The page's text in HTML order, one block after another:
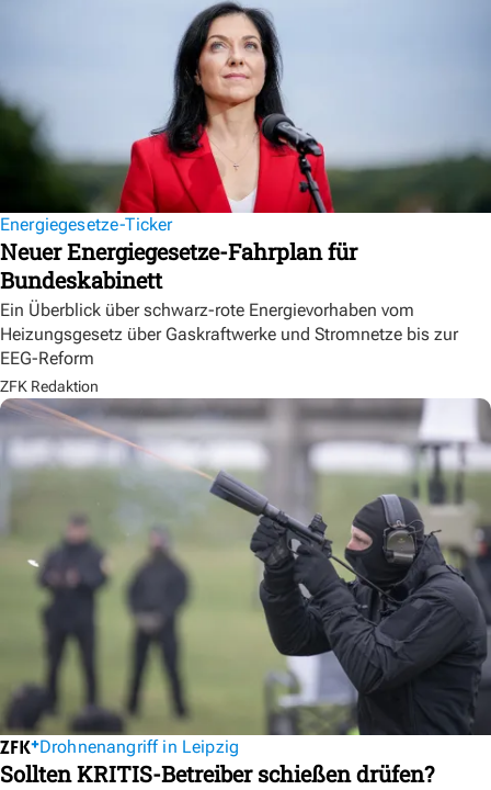
Energiegesetze-Ticker
Neuer Energiegesetze-Fahrplan für
Bundeskabinett
Ein Überblick über schwarz-rote Energievorhaben vom
Heizungsgesetz über Gaskraftwerke und Stromnetze bis zur
EEG-Reform
ZFK Redaktion
Drohnenangriff in Leipzig
Sollten KRITIS-Betreiber schießen drüfen?